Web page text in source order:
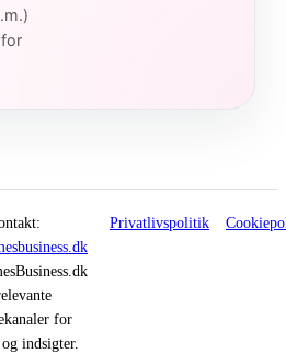
for
indsigter.
Privatlivspolitik